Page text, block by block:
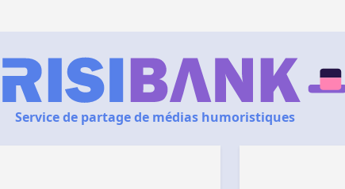
Service de partage de médias humoristiques